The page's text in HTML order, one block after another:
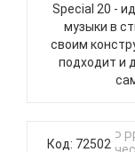
Special 20 -
музыки в
своим
подходит и
Код: 72502